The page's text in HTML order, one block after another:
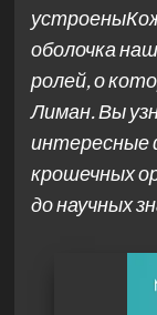
оболочка
ролей, о
Лиман. Вы
интересные
крошечных
до научных